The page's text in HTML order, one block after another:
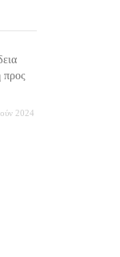
προς
Ιούν 2024